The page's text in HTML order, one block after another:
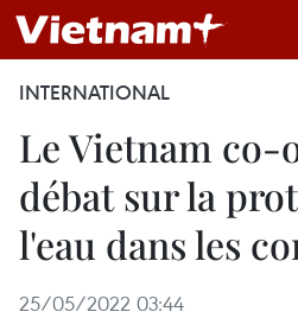
INTERNATIONAL
Le Vietnam co-
débat sur la
l'eau dans les
25/05/2022 03:44